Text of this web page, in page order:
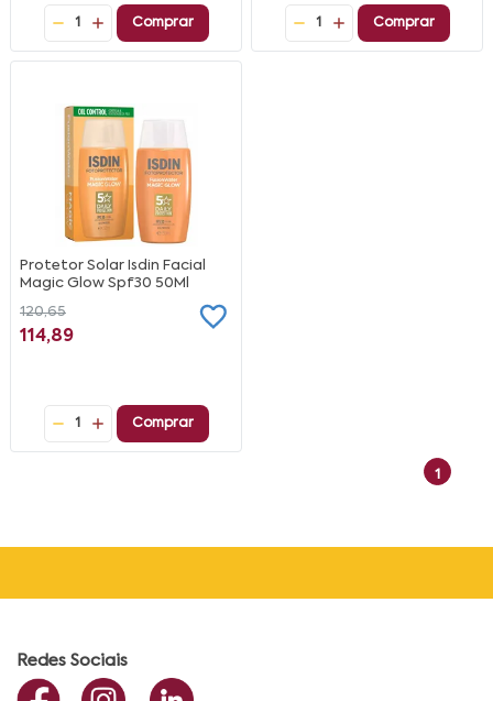
1 Comprar 1 Comprar
Protetor Solar Isdin Facial
Magic Glow Spf30 50Ml
120,65
114,89
1 Comprar
1
Redes Sociais